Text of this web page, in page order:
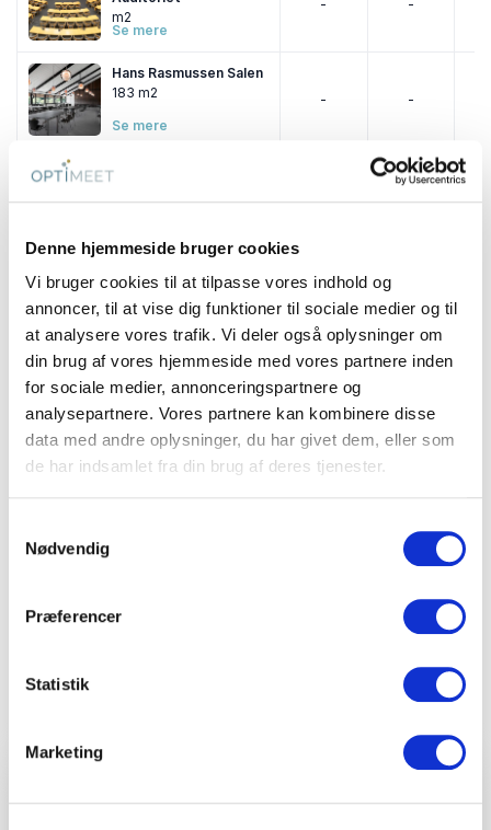
Denne hjemmeside bruger cookies
Vi bruger cookies til at tilpasse vores indhold og
annoncer, til at vise dig funktioner til sociale medier og til
at analysere vores trafik. Vi deler også oplysninger om
din brug af vores hjemmeside med vores partnere inden
for sociale medier, annonceringspartnere og
analysepartnere. Vores partnere kan kombinere disse
data med andre oplysninger, du har givet dem, eller som
de har indsamlet fra din brug af deres tjenester.
Nødvendig
Præferencer
Statistik
Marketing
m2
Se mere
- -
Hans Rasmussen Salen
183 m2
Se mere
- -
Max Bæhring Fløjen
75 m2
Se mere
20
Møderum 1, 2 og 3
65 m2
Se mere
20
m2